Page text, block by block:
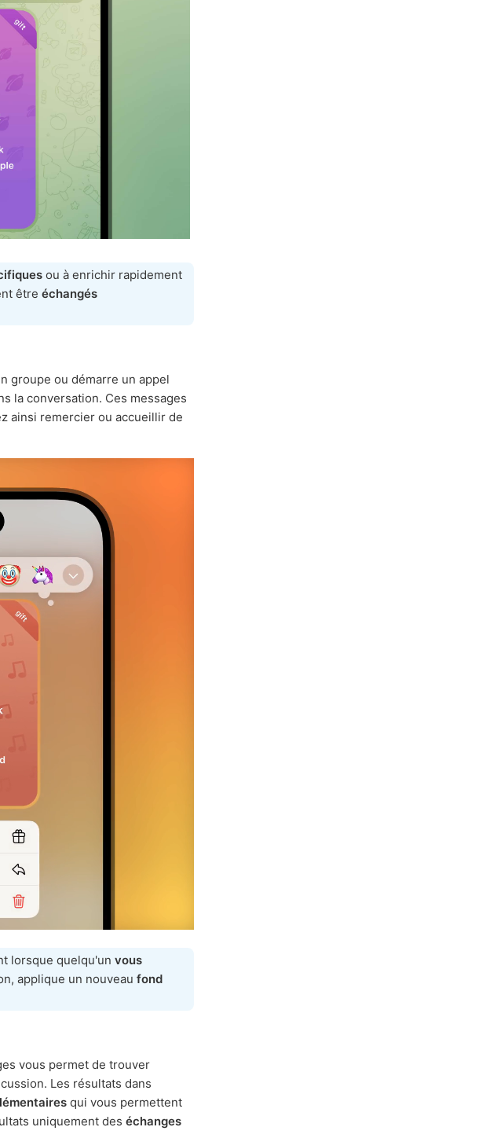
ou à enrichir rapidement
être échangés
groupe ou démarre un appel
la conversation. Ces messages
ainsi remercier ou accueillir de
lorsque quelqu'un vous
applique un nouveau fond
vous permet de trouver
Les résultats dans
qui vous permettent
uniquement des échanges